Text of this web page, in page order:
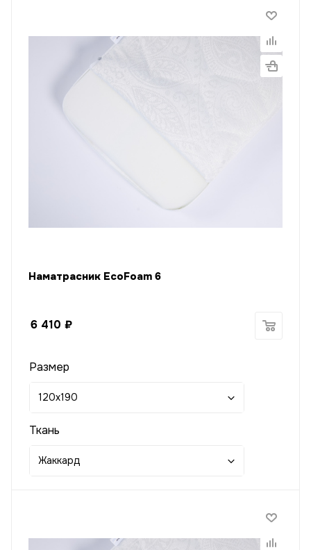
Наматрасник EcoFoam 6
6 410 ₽
Размер
120x190
Ткань
Жаккард